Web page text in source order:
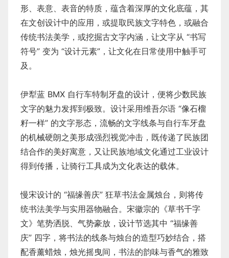
形、表意、表音的特质，蕴含着深厚的文化底蕴，其
在文创设计中的应用，或提取民族文字特色，或融合
传统书法美学，或挖掘古文字内涵，让文字从 “书写
符号” 变为 “设计元素”，让文化在日常使用中触手可
及。
伊犁蓝 BMX 自行车特制牙盘的设计，便将少数民族
文字的魅力发挥到极致。设计采用维吾尔语 “像石榴
籽一样” 的文字形态，流畅的文字线条与自行车牙盘
的机械硬朗之美形成强烈视觉冲击，既传递了民族团
结合作的美好寓意，又让民族地域文化通过工业设计
得到传播，让骑行工具成为文化表达的载体。
慢宋设计的 “福缘善庆” 狂草书法金属烛台，则将传
统书法美学与实用器物融合。宋徽宗的《草书千字
文》笔势洒脱、气势豪放，设计节选其中 “福缘善
庆” 四字，将书法的线条与烛台的造型巧妙结合，搭
配香薰蜡烛，烛光摇曳间，书法的韵味与香气的雅致